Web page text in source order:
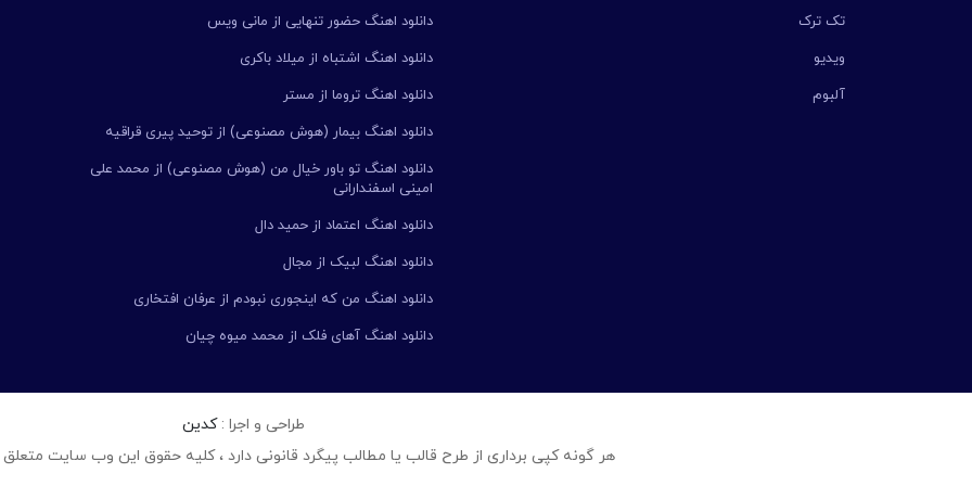
تک ترک
ویدیو
آلبوم
دانلود اهنگ حضور تنهایی از مانی ویس
دانلود اهنگ اشتباه از میلاد باکری
دانلود اهنگ تروما از مستر
دانلود اهنگ بیمار (هوش مصنوعی) از توحید پیری قراقیه
دانلود اهنگ تو باور خیال من (هوش مصنوعی) از محمد علی
امینی اسفندارانی
دانلود اهنگ اعتماد از حمید دال
دانلود اهنگ لبیک از مجال
دانلود اهنگ من که اینجوری نبودم از عرفان افتخاری
دانلود اهنگ آهای فلک از محمد میوه چیان
طراحی و اجرا :کدین
هر گونه کپی برداری از طرح قالب یا مطالب پیگرد قانونی دارد ، کلیه حقوق این وب سایت